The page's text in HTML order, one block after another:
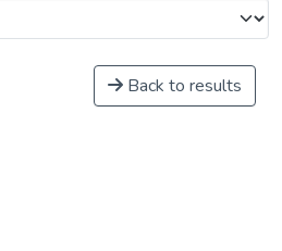
Back to results